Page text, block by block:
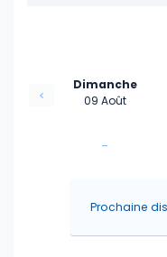
Dimanche
09 Août
-
Prochaine